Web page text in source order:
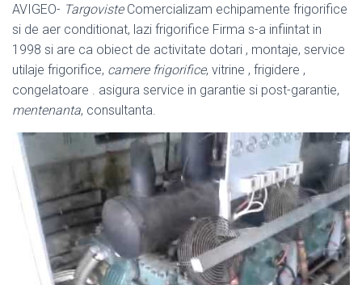
AVIGEO- TargovisteComercializam echipamente frigorifice
si de aer conditionat, lazi frigorifice Firma s-a infiintat in
1998 si are ca obiect de activitate dotari , montaje, service
utilaje frigorifice, camere frigorifice, vitrine , frigidere ,
congelatoare . asigura service in garantie si post-garantie,
mentenanta, consultanta.